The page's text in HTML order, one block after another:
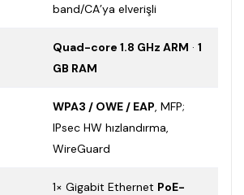
band/CA’ya elverişli
Quad-core 1.8 GHz ARM · 1
GB RAM
WPA3 / OWE / EAP, MFP;
IPsec HW hızlandırma,
WireGuard
1× Gigabit Ethernet PoE-